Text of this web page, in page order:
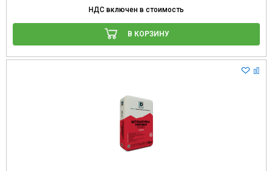
НДС включен в стоимость
В КОРЗИНУ